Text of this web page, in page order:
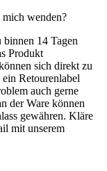
wenden?
binnen 14 Tagen
Produkt
sich direkt zu
Retourenlabel
auch gerne
der Ware können
gewähren. Kläre
mit unserem